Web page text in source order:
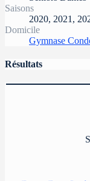
Saisons
2020, 2021,
Domicile
Gymnase
Résultats